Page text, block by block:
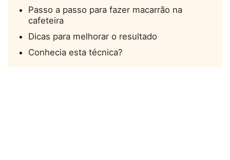
Passo a passo para fazer macarrão na
cafeteira
Dicas para melhorar o resultado
Conhecia esta técnica?